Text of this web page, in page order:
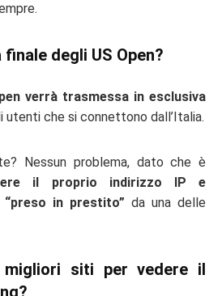
finale degli US Open?
verrà trasmessa in esclusiva
che si connettono dall’Italia.
Nessun problema, dato che è
il proprio indirizzo IP e
in prestito” da una delle
siti per vedere il